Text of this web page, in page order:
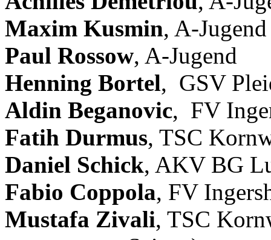
Maxim Kusmin, A-Jugend
Paul Rossow, A-Jugend
Henning Bortel, GSV
Aldin Beganovic, FV
Fatih Durmus, TSC
Daniel Schick, AKV BG
Fabio Coppola, FV
Mustafa Zivali, TSC